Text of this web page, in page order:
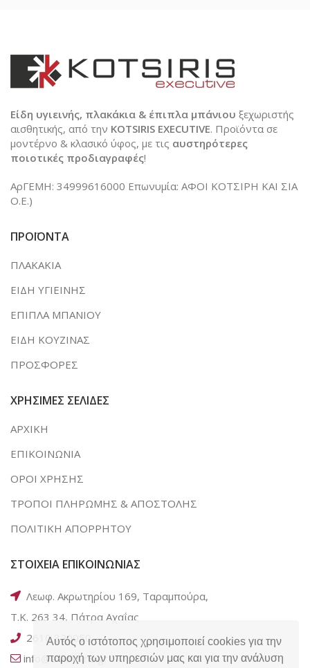
Αυτός ο ιστότοπος χρησιμοποιεί cookies για την
παροχή των υπηρεσιών μας και για την ανάλυση
Είδη υγιεινής, πλακάκια & έπιπλα μπάνιου ξεχωριστής
αισθητικής, από την KOTSIRIS EXECUTIVE. Προϊόντα σε
μοντέρνο & κλασικό ύφος, με τις αυστηρότερες
ποιοτικές προδιαγραφές!
ΑρΓΕΜΗ: 34999616000 Επωνυμία: ΑΦΟΙ ΚΟΤΣΙΡΗ ΚΑΙ ΣΙΑ
Ο.Ε.)
ΠΡΟΪΟΝΤΑ
ΠΛΑΚΑΚΙΑ
ΕΙΔΗ ΥΓΙΕΙΝΗΣ
ΕΠΙΠΛΑ ΜΠΑΝΙΟΥ
ΕΙΔΗ ΚΟΥΖΙΝΑΣ
ΠΡΟΣΦΟΡΕΣ
ΧΡΗΣΙΜΕΣ ΣΕΛΙΔΕΣ
ΑΡΧΙΚΗ
ΕΠΙΚΟΙΝΩΝΙΑ
ΟΡΟΙ ΧΡΗΣΗΣ
ΤΡΟΠΟΙ ΠΛΗΡΩΜΗΣ & ΑΠΟΣΤΟΛΗΣ
ΠΟΛΙΤΙΚΗ ΑΠΟΡΡΗΤΟΥ
ΣΤΟΙΧΕΙΑ ΕΠΙΚΟΙΝΩΝΙΑΣ
Λεωφ. Ακρωτηρίου 169, Ταραμπούρα,
Τ.Κ. 263 34, Πάτρα Αχαΐας
2610 320050
info@e-kotsiris.gr